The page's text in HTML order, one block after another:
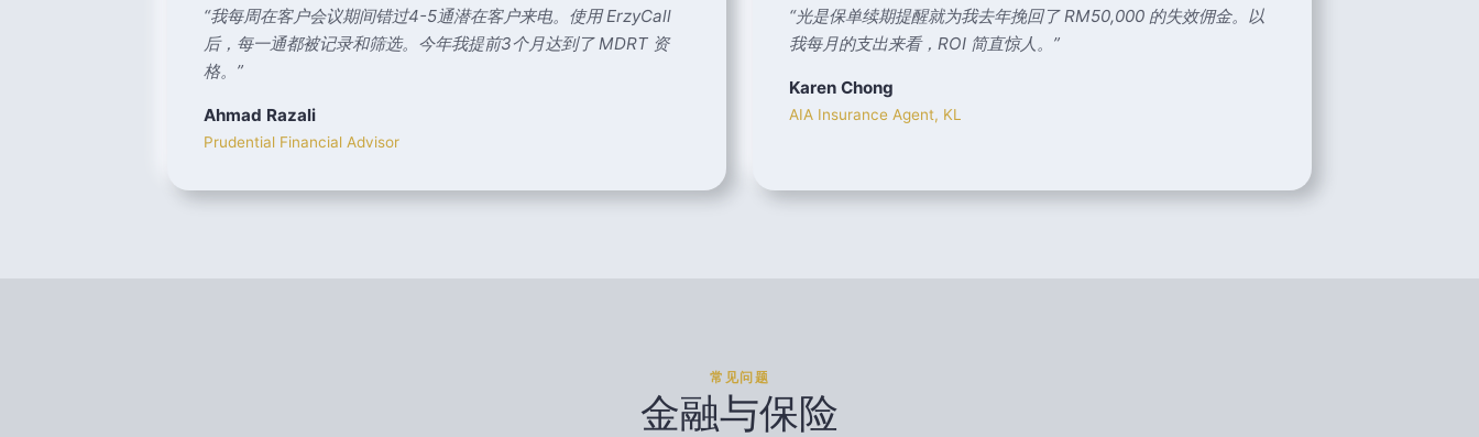
“我每周在客户会议期间错过4-5通潜在客户来电。使用 ErzyCall
后，每一通都被记录和筛选。今年我提前3个月达到了 MDRT 资
格。 ”
Ahmad Razali
Prudential Financial Advisor
“光是保单续期提醒就为我去年挽回了 RM50,000 的失效佣金。以
我每月的支出来看，ROI 简直惊人。 ”
Karen Chong
AIA Insurance Agent, KL
常见问题
金融与保险